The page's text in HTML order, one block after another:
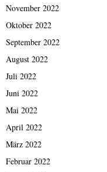
November 2022
Oktober 2022
September 2022
August 2022
Juli 2022
Juni 2022
Mai 2022
April 2022
März 2022
Februar 2022